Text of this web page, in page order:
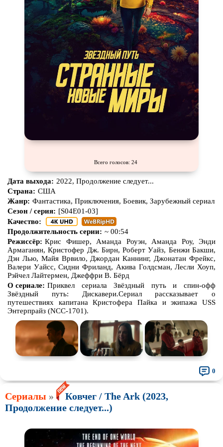
Всего голосов: 24
Дата выхода: 2022, Продолжение следует...
Страна: США
Жанр: Фантастика, Приключения, Боевик, Зарубежный сериал
Сезон / серия: [S04E01-03]
Качество:
Продолжительность серии: ~ 00:54
Режиссёр: Крис Фишер, Аманда Роуэн, Аманда Роу, Энди
Армаганян, Кристофер Дж. Бирн, Роберт Уайз, Бенжи Бакши,
Дэн Лью, Майя Врвило, Джордан Каннинг, Джонатан Фрейкс,
Валери Уайсс, Сидни Фриланд, Акива Голдсман, Лесли Хоуп,
Рэйчел Лайтермен, Джеффри В. Бёрд
О сериале: Приквел сериала ​​Звёздный путь и спин-офф
Звёздный путь: Дискавери​​.Сериал рассказывает о
путешествиях капитана Кристофера Пайка и экипажа USS
Энтерпрайз (NCC-1701).
0
Сериалы »
Ковчег / The Ark (2023,
Продолжение следует...)